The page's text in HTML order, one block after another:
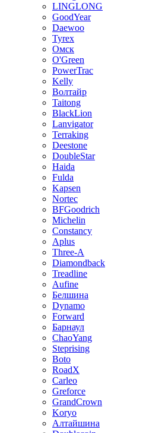
LINGLONG
GoodYear
Daewoo
Tyrex
Омск
O'Green
PowerTrac
Kelly
Волтайр
Taitong
BlackLion
Lanvigator
Terraking
Deestone
DoubleStar
Haida
Fulda
Kapsen
Nortec
BFGoodrich
Michelin
Constancy
Aplus
Three-A
Diamondback
Treadline
Aufine
Белшина
Dynamo
Forward
Барнаул
ChaoYang
Steprising
Boto
RoadX
Carleo
Greforce
GrandCrown
Koryo
Алтайшина